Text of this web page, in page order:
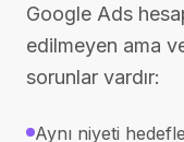
Google Ads
edilmeyen ama
sorunlar vardır:
Aynı niyeti